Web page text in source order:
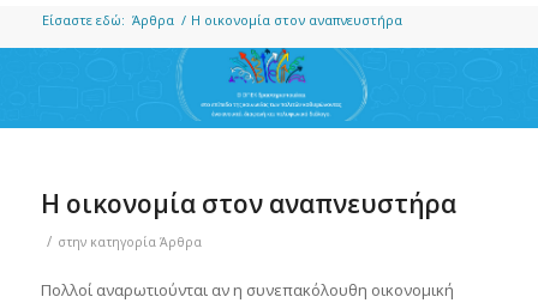
Είσαστε εδώ: Άρθρα / Η οικονομία στον αναπνευστήρα
Η οικονομία στον αναπνευστήρα
/ στην κατηγορία Άρθρα
Πολλοί αναρωτιούνται αν η συνεπακόλουθη οικονομική